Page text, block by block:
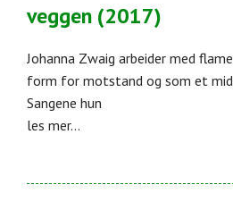
veggen (2017)
Johanna Zwaig arbeider med
form for motstand og som et
Sangene hun
les mer...